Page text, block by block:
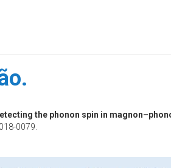
the phonon spin in
0079.